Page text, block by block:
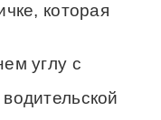
которая
углу с